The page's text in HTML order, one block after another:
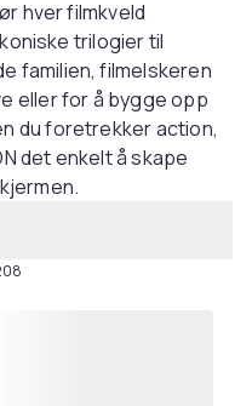
hver filmkveld
trilogier til
familien, filmelskeren
eller for å bygge opp
du foretrekker action,
det enkelt å skape